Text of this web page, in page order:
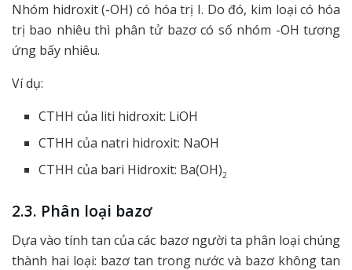
Nhóm hidroxit (-OH) có hóa trị I. Do đó, kim loại có hóa
trị bao nhiêu thì phân tử bazơ có số nhóm -OH tương
ứng bấy nhiêu.
Ví dụ:
CTHH của liti hidroxit: LiOH
CTHH của natri hidroxit: NaOH
CTHH của bari Hidroxit: Ba(OH)2
2.3. Phân loại bazơ
Dựa vào tính tan của các bazơ người ta phân loại chúng
thành hai loại: bazơ tan trong nước và bazơ không tan